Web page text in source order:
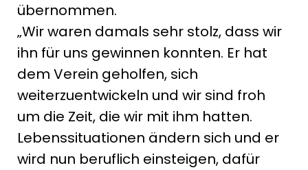
übernommen.
„Wir waren damals sehr stolz, dass wir
ihn für uns gewinnen konnten. Er hat
dem Verein geholfen, sich
weiterzuentwickeln und wir sind froh
um die Zeit, die wir mit ihm hatten.
Lebenssituationen ändern sich und er
wird nun beruflich einsteigen, dafür